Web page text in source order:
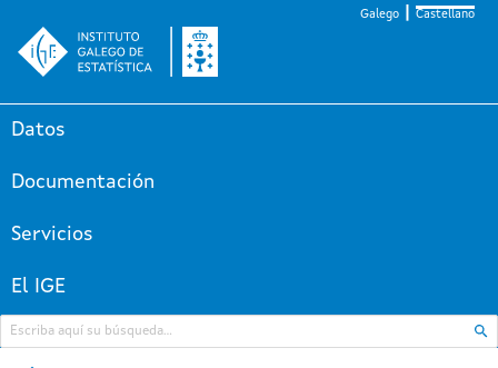
Galego Castellano
Datos
Documentación
Servicios
El IGE